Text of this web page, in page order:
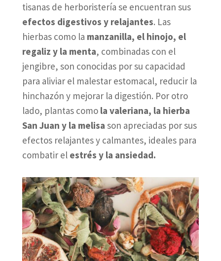
tisanas de herboristería se encuentran sus
efectos digestivos y relajantes. Las
hierbas como la manzanilla, el hinojo, el
regaliz y la menta, combinadas con el
jengibre, son conocidas por su capacidad
para aliviar el malestar estomacal, reducir la
hinchazón y mejorar la digestión. Por otro
lado, plantas como la valeriana, la hierba
San Juan y la melisa son apreciadas por sus
efectos relajantes y calmantes, ideales para
combatir el estrés y la ansiedad.